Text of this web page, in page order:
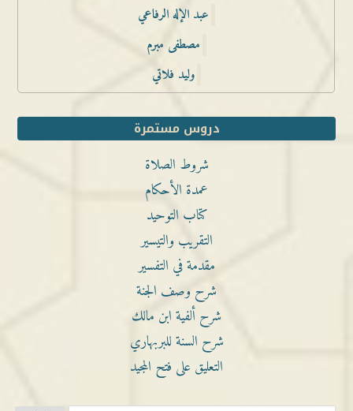
عبد الإله الرفاعي
مصطفى مبرم
وليد فلاتي
دروس مستمرة
شروط الصلاة
عمدة الأحكام
كتاب التوحيد
التقريب والتيسير
مقدمة في التفسير
شرح وصف الجنة
شرح ألفية ابن مالك
شرح السنة للبربهاري
التعليق على فتح المجيد